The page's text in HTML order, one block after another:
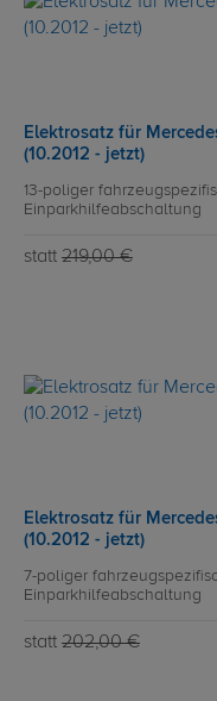
Elektrosatz für
(10.2012 - jetzt)
13-poliger
Einparkhilfeabschaltung
statt 219,00 €
Elektrosatz für
(10.2012 - jetzt)
7-poliger
Einparkhilfeabschaltung
statt 202,00 €